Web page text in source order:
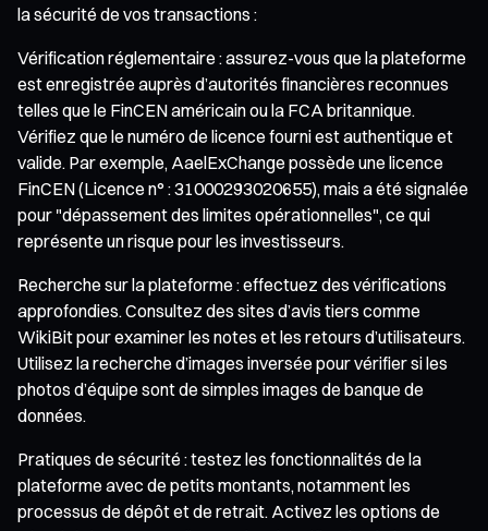
la sécurité de vos transactions :
Vérification réglementaire : assurez-vous que la plateforme
est enregistrée auprès d’autorités financières reconnues
telles que le FinCEN américain ou la FCA britannique.
Vérifiez que le numéro de licence fourni est authentique et
valide. Par exemple, AaelExChange possède une licence
FinCEN (Licence n° : 31000293020655), mais a été signalée
pour "dépassement des limites opérationnelles", ce qui
représente un risque pour les investisseurs.
Recherche sur la plateforme : effectuez des vérifications
approfondies. Consultez des sites d’avis tiers comme
WikiBit pour examiner les notes et les retours d’utilisateurs.
Utilisez la recherche d’images inversée pour vérifier si les
photos d’équipe sont de simples images de banque de
données.
Pratiques de sécurité : testez les fonctionnalités de la
plateforme avec de petits montants, notamment les
processus de dépôt et de retrait. Activez les options de